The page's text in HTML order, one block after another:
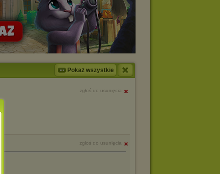
Pokaż wszystkie
zgłoś do usunięcia
zgłoś do usunięcia